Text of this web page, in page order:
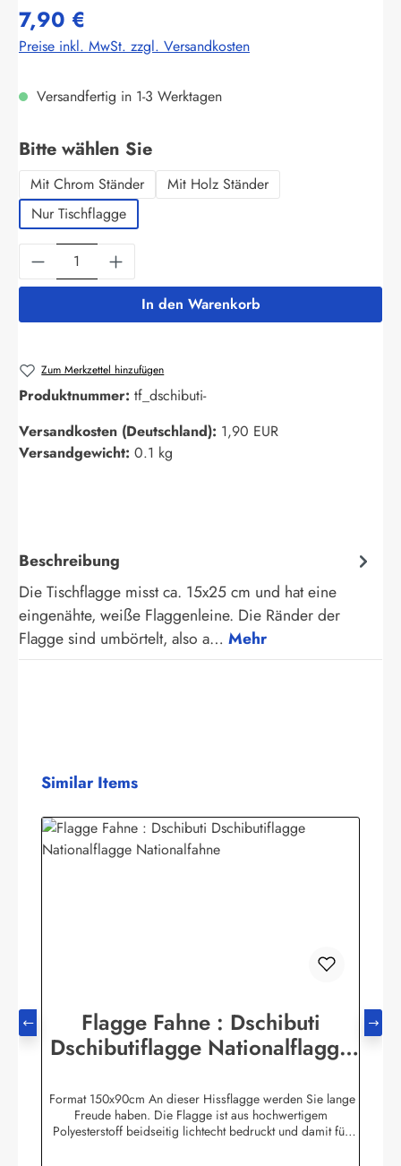
7,90 €
Preise inkl. MwSt. zzgl. Versandkosten
Versandfertig in 1-3 Werktagen
Bitte wählen Sieauswählen
Mit Chrom Ständer
Mit Holz Ständer
Nur Tischflagge
Produkt Anzahl: Gib den gewünschten
In den Warenkorb
Zum Merkzettel hinzufügen
Produktnummer: tf_dschibuti-
Versandkosten (Deutschland): 1,90 EUR
Versandgewicht: 0.1 kg
Beschreibung
Die Tischflagge misst ca. 15x25 cm und hat eine
eingenähte, weiße Flaggenleine. Die Ränder der
Flagge sind umbörtelt, also a… Mehr
Produktgalerie überspringen
Similar Items
Flagge Fahne : Dschibuti
Dschibutiflagge Nationalflagge
Format 150x90cm An dieser Hissflagge werden Sie lange
Freude haben. Die Flagge ist aus hochwertigem
Polyesterstoff beidseitig lichtecht bedruckt und damit für